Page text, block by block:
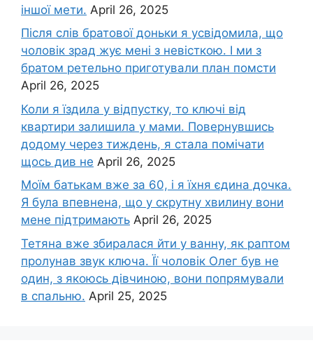
іншої мети. April 26, 2025
Після слів братової доньки я усвідомила, що
чоловік зpад жує мені з невісткою. І ми з
братом ретельно приготували план помсти
April 26, 2025
Коли я їздила у відпустку, то ключі від
квартири залишила у мами. Повернувшись
додому через тиждень, я стала помічати
щось див не April 26, 2025
Моїм батькам вже за 60, і я їхня єдина дочка.
Я була впевнена, що у скрутну хвилину вони
мене підтримають April 26, 2025
Тетяна вже збиралася йти у ванну, як раптом
пролунав звук ключа. Її чоловік Олег був не
один, з якоюсь дівчиною, вони попрямували
в спальню. April 25, 2025